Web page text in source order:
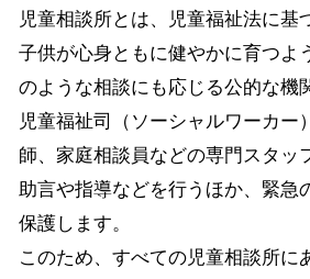
児童相談所とは、児童福祉法に基
子供が心身ともに健やかに育つよ
のような相談にも応じる公的な機
児童福祉司（ソーシャルワーカー
師、家庭相談員などの専門スタッ
助言や指導などを行うほか、緊急
保護します。
このため、すべての児童相談所に